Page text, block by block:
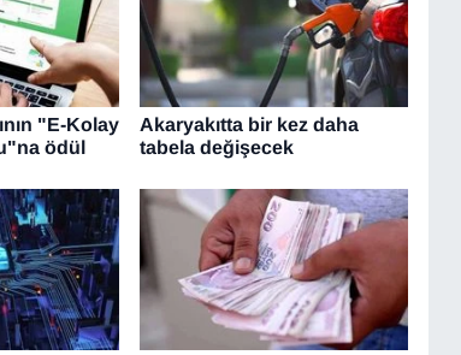
"E-Kolay
ödül
Akaryakıtta bir kez daha
tabela değişecek